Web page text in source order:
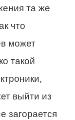
та же
что
может
такой
выйти из
загорается